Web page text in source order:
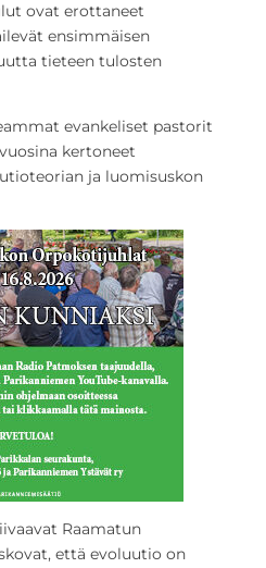
ovat erottaneet
ensimmäisen
tieteen tulosten
evankeliset pastorit
kertoneet
ja luomisuskon
Raamatun
että evoluutio on